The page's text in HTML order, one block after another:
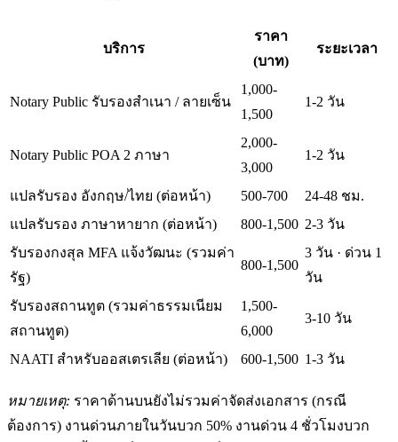
บริการ
ราคา
(บาท)
ระยะเวลา
Notary Public รับรองสำเนา / ลายเซ็น
1,000-
1,500
1-2 วัน
Notary Public POA 2 ภาษา
2,000-
3,000
1-2 วัน
แปลรับรอง อังกฤษ/ไทย (ต่อหน้า) 500-700
24-48 ชม.
แปลรับรอง ภาษาหายาก (ต่อหน้า)
800-1,500 2-3 วัน
รับรองกงสุล MFA แจ้งวัฒนะ (รวมค่า
รัฐ)
800-1,500
3 วัน · ด่วน 1
วัน
รับรองสถานทูต (รวมค่าธรรมเนียม
สถานทูต)
1,500-
6,000
3-10 วัน
NAATI สำหรับออสเตรเลีย (ต่อหน้า) 600-1,500 1-3 วัน
หมายเหตุ: ราคาด้านบนยังไม่รวมค่าจัดส่งเอกสาร (กรณี
ต้องการ) งานด่วนภายในวันบวก 50% งานด่วน 4 ชั่วโมงบวก